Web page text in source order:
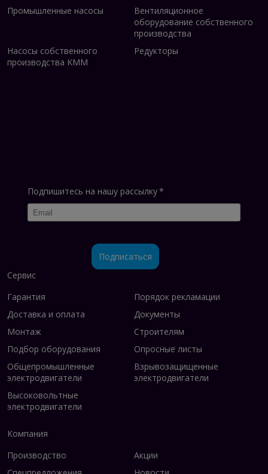
Промышленные насосы
Вентиляционное
оборудование собственного
производства
Насосы собственного
производства KMM
Редукторы
Подпишитесь на нашу рассылку*
Подписаться
Сервис
Гарантия
Порядок рекламации
Доставка и оплата
Документы
Монтаж
Строителям
Подбор оборудования
Опросные листы
Общепромышленные
электродвигатели
Взрывозащищенные
электродвигатели
Высоковольтные
электродвигатели
Компания
Производство
Акции